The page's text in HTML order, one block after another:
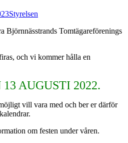
Författare
Styrelsen
Björnnässtrands Tomtägareförenings
och vi kommer hålla en
AUGUSTI 2022.
vill vara med och ber er därför
om festen under våren.